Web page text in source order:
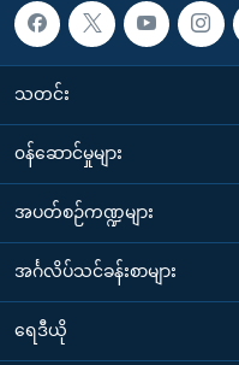
သတင်း
၀န်ဆောင်မှုများ
အပတ်စဉ်ကဏ္ဍများ
အင်္ဂလိပ်သင်ခန်းစာများ
ရေဒီယို